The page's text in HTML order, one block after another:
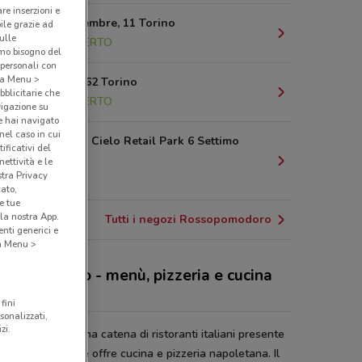
Via Xx Settembre, 11 Torino
APERTO
Via Nizza, 262 Torino
9.1 km
APERTO
C/O Settimo Cielo Retail Park 6 Settimo
Torinese
14.4 km
Tutti i negozi Rossopomodoro
- menù, pizzeria e cucina
è una catena di ristoranti italiani presente
il mondo e che offre cucina e pizzeria napoletana. Il
inserzioni e
grazie ad
bisogno del
con
Menu >
che
su
hai navigato
caso in cui
del
e le
Privacy
tue
nostra App.
generici e
Menu >
fini